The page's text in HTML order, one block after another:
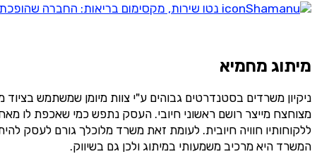
נטו שירות, מקסימום בריאות: החברה שהופכת
מיתוג מחמיא
ניקיון משרדים בסטנדרטים גבוהים ע"י צוות מיומן שמשתמש
מצוחצח מייצר רושם ראשוני חיובי. העסק נתפש כמי שאכפת לו
ללקוחותיו חוויה חיובית. לעומת זאת משרד מלוכלך גורם לעסק
המשרד היא מרכיב משמעותי במיתוג ולכן גם בשיווק.